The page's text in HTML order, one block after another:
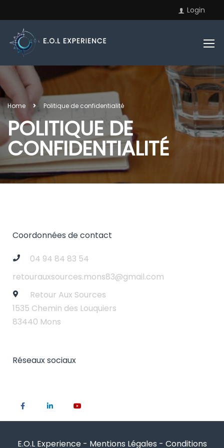
Login
Home Politique de confidentialité
POLITIQUE DE
CONFIDENTIALITÉ
Coordonnées de contact
04 94 84 83 54
retourauxsources.mons83@gmail.com
Retour Aux Sources
1535 Chemin des Louquiers
83440 Mons
Réseaux sociaux
E.O.L Experience - Mentions Légales - Conditions